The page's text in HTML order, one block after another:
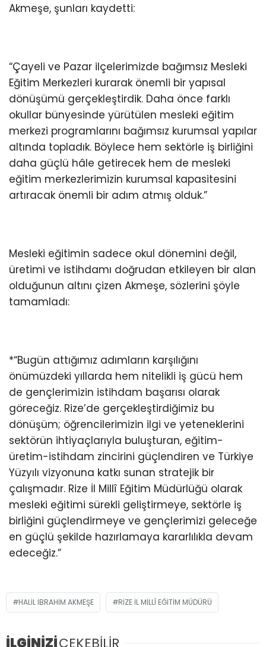
Akmeşe, şunları kaydetti:
“Çayeli ve Pazar ilçelerimizde bağımsız Mesleki
Eğitim Merkezleri kurarak önemli bir yapısal
dönüşümü gerçekleştirdik. Daha önce farklı
okullar bünyesinde yürütülen mesleki eğitim
merkezi programlarını bağımsız kurumsal yapılar
altında topladık. Böylece hem sektörle iş birliğini
daha güçlü hâle getirecek hem de mesleki
eğitim merkezlerimizin kurumsal kapasitesini
artıracak önemli bir adım atmış olduk.”
Mesleki eğitimin sadece okul dönemini değil,
üretimi ve istihdamı doğrudan etkileyen bir alan
olduğunun altını çizen Akmeşe, sözlerini şöyle
tamamladı:
*“Bugün attığımız adımların karşılığını
önümüzdeki yıllarda hem nitelikli iş gücü hem
de gençlerimizin istihdam başarısı olarak
göreceğiz. Rize’de gerçekleştirdiğimiz bu
dönüşüm; öğrencilerimizin ilgi ve yeteneklerini
sektörün ihtiyaçlarıyla buluşturan, eğitim-
üretim-istihdam zincirini güçlendiren ve Türkiye
Yüzyılı vizyonuna katkı sunan stratejik bir
çalışmadır. Rize İl Millî Eğitim Müdürlüğü olarak
mesleki eğitimi sürekli geliştirmeye, sektörle iş
birliğini güçlendirmeye ve gençlerimizi geleceğe
en güçlü şekilde hazırlamaya kararlılıkla devam
edeceğiz.”
HALIL İBRAHIM AKMEŞE RIZE İL MILLÎ EĞITIM MÜDÜRÜ